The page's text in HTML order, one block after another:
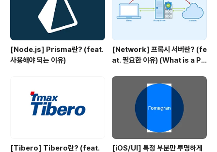
[Node.js] Prisma란? (feat.
사용해야 되는 이유)
[Network] 프록시 서버란? (fe
at. 필요한 이유) (What is a Pr
[Tibero] Tibero란? (feat. [iOS/UI] 특정 부분만 투명하게